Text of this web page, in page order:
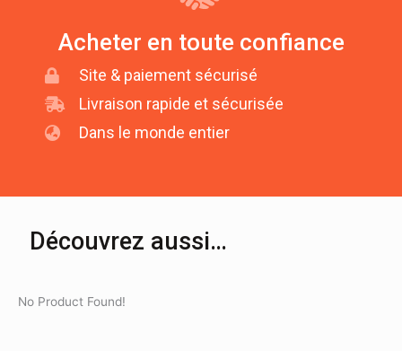
Acheter en toute confiance
Site & paiement sécurisé
Livraison rapide et sécurisée
Dans le monde entier
Découvrez aussi…
No Product Found!